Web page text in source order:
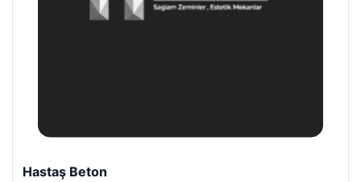
Enes Kaplan Avukatlık Bürosu